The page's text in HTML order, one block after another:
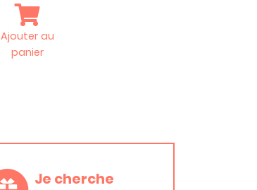
Ajouter au
panier
Je cherche